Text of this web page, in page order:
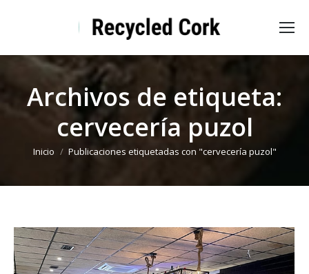
Archivos de etiqueta:
cervecería puzol
Estás aquí:
Inicio Publicaciones etiquetadas con "cervecería puzol"